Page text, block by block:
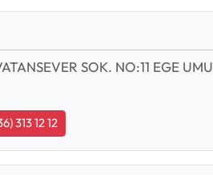
SOK. NO:11 EGE
313 12 12